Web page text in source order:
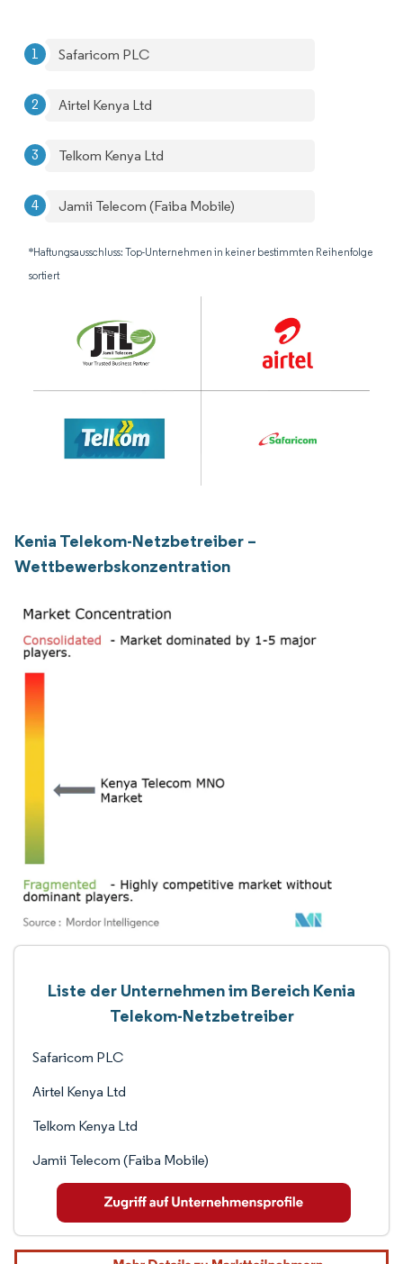
Safaricom PLC
Airtel Kenya Ltd
Telkom Kenya Ltd
Jamii Telecom (Faiba Mobile)
*Haftungsausschluss: Top-Unternehmen in keiner bestimmten Reihenfolge
sortiert
Kenia Telekom-Netzbetreiber –
Wettbewerbskonzentration
Liste der Unternehmen im Bereich Kenia
Telekom-Netzbetreiber
Safaricom PLC
Airtel Kenya Ltd
Telkom Kenya Ltd
Jamii Telecom (Faiba Mobile)